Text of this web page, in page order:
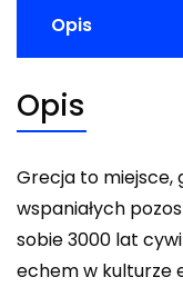
Opis
Opis
Grecja to miejsce,
wspaniałych
sobie 3000 lat
echem w kulturze